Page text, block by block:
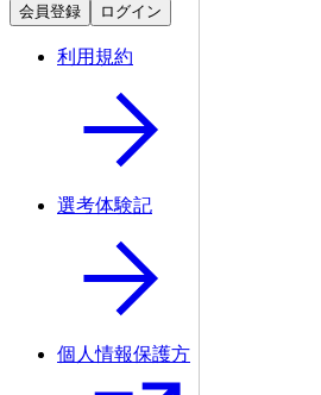
会員登録 ログイン
利用規約
選考体験記
個人情報保護方